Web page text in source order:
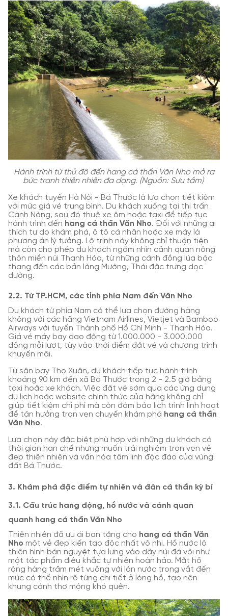
Hành trình từ thủ đô đến hang cá thần Văn Nho mở ra
bức tranh thiên nhiên đa dạng. (Nguồn: Sưu tầm)
Xe khách tuyến Hà Nội - Bá Thước là lựa chọn tiết kiệm
với mức giá vé trung bình. Du khách xuống tại thị trấn
Cành Nàng, sau đó thuê xe ôm hoặc taxi để tiếp tục
hành trình đến hang cá thần Văn Nho. Đối với những ai
thích tự do khám phá, ô tô cá nhân hoặc xe máy là
phương án lý tưởng. Lộ trình này không chỉ thuận tiện
mà còn cho phép du khách ngắm nhìn cảnh quan nông
thôn miền núi Thanh Hóa, từ những cánh đồng lúa bậc
thang đến các bản làng Mường, Thái đặc trưng dọc
đường.
2.2. Từ TP.HCM, các tỉnh phía Nam đến Văn Nho
Du khách từ phía Nam có thể lựa chọn đường hàng
không với các hãng Vietnam Airlines, Vietjet và Bamboo
Airways với tuyến Thành phố Hồ Chí Minh - Thanh Hóa.
Giá vé máy bay dao động từ 1.000.000 - 3.000.000
đồng mỗi lượt, tùy vào thời điểm đặt vé và chương trình
khuyến mãi.
Từ sân bay Thọ Xuân, du khách tiếp tục hành trình
khoảng 90 km đến xã Bá Thước trong 2 - 2.5 giờ bằng
taxi hoặc xe khách. Việc đặt vé sớm qua các ứng dụng
du lịch hoặc website chính thức của hãng không chỉ
giúp tiết kiệm chi phí mà còn đảm bảo lịch trình linh hoạt
để tận hưởng trọn vẹn chuyến khám phá hang cá thần
Văn Nho.
Lựa chọn này đặc biệt phù hợp với những du khách có
thời gian hạn chế nhưng muốn trải nghiệm trọn vẹn vẻ
đẹp thiên nhiên và văn hóa tâm linh độc đáo của vùng
đất Bá Thước.
3. Khám phá đặc điểm tự nhiên và đàn cá thần kỳ bí
3.1. Cấu trúc hang động, hồ nước và cảnh quan
quanh hang cá thần Văn Nho
Thiên nhiên đã ưu ái ban tặng cho hang cá thần Văn
Nho một vẻ đẹp kiến tạo độc nhất vô nhị. Hồ nước lộ
thiên hình bán nguyệt tựa lưng vào dãy núi đá vôi như
một tác phẩm điêu khắc tự nhiên hoàn hảo. Mặt hồ
rộng hàng trăm mét vuông với làn nước trong vắt đến
mức có thể nhìn rõ từng chi tiết ở lòng hồ, tạo nên
khung cảnh thơ mộng khó quên.